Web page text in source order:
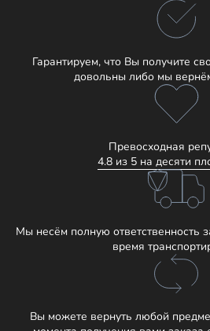
Гарантируем, что Вы получите
довольны либо мы
Превосходная
4.8 из 5 на десяти
Мы несём полную ответственность
время
Вы можете вернуть любой